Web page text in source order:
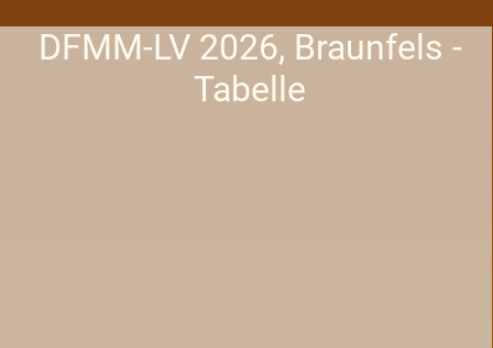
DFMM-LV 2026, Braunfels -
Tabelle